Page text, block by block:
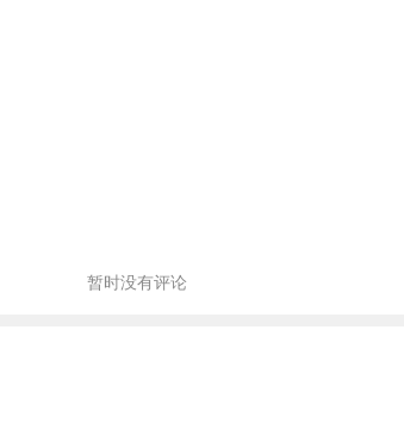
暂时没有评论